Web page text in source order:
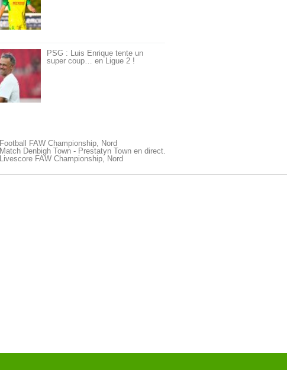
PSG : Luis Enrique tente un
super coup… en Ligue 2 !
Football FAW Championship, Nord
Match Denbigh Town - Prestatyn Town en direct.
Livescore FAW Championship, Nord